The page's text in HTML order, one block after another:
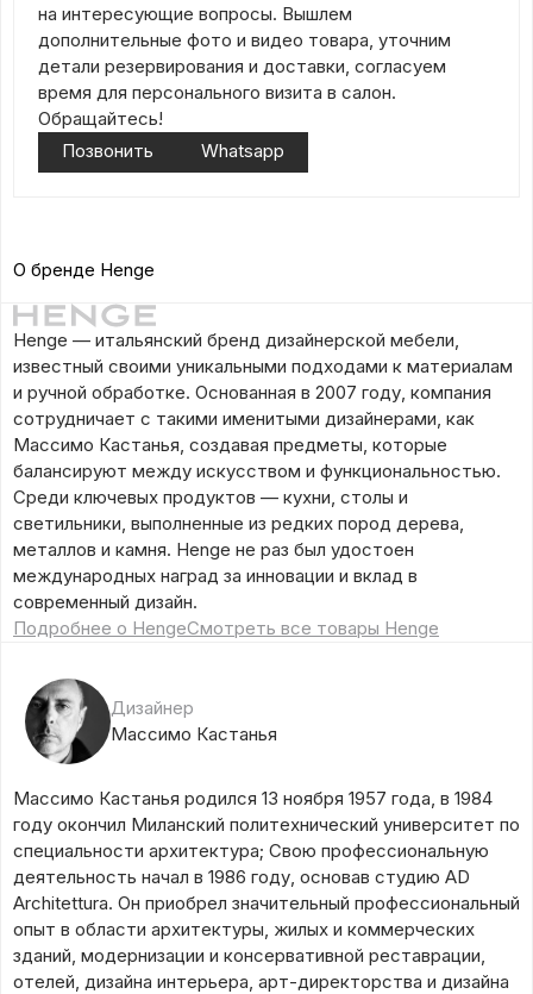
на интересующие вопросы. Вышлем
дополнительные фото и видео товара, уточним
детали резервирования и доставки, согласуем
время для персонального визита в салон.
Обращайтесь!
Позвонить
Whatsapp
О бренде Henge
Henge — итальянский бренд дизайнерской мебели,
известный своими уникальными подходами к материалам
и ручной обработке. Основанная в 2007 году, компания
сотрудничает с такими именитыми дизайнерами, как
Массимо Кастанья, создавая предметы, которые
балансируют между искусством и функциональностью.
Среди ключевых продуктов — кухни, столы и
светильники, выполненные из редких пород дерева,
металлов и камня. Henge не раз был удостоен
международных наград за инновации и вклад в
современный дизайн.
Подробнее о HengeСмотреть все товары Henge
Дизайнер
Массимо Кастанья
Массимо Кастанья родился 13 ноября 1957 года, в 1984
году окончил Миланский политехнический университет по
специальности архитектура; Свою профессиональную
деятельность начал в 1986 году, основав студию AD
Architettura. Он приобрел значительный профессиональный
опыт в области архитектуры, жилых и коммерческих
зданий, модернизации и консервативной реставрации,
отелей, дизайна интерьера, арт-директорства и дизайна